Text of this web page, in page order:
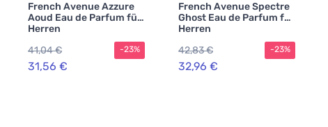
French Avenue Azzure
Aoud Eau de Parfum für
Herren
41,04 €
31,56 €
-23%
French Avenue Spectre
Ghost Eau de Parfum für
Herren
42,83 €
32,96 €
-23%